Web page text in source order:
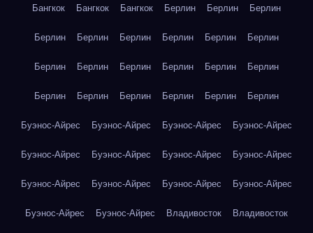
Бангкок Бангкок Бангкок Берлин Берлин Берлин
Берлин Берлин Берлин Берлин Берлин Берлин
Берлин Берлин Берлин Берлин Берлин Берлин
Берлин Берлин Берлин Берлин Берлин Берлин
Буэнос-Айрес Буэнос-Айрес Буэнос-Айрес Буэнос-Айрес
Буэнос-Айрес Буэнос-Айрес Буэнос-Айрес Буэнос-Айрес
Буэнос-Айрес Буэнос-Айрес Буэнос-Айрес Буэнос-Айрес
Буэнос-Айрес Буэнос-Айрес Владивосток Владивосток